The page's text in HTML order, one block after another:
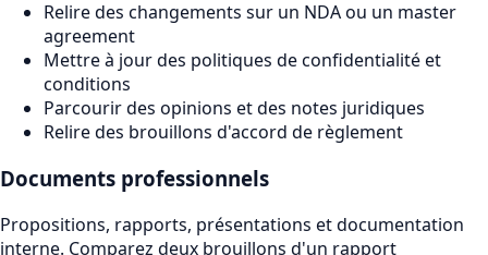
Relire des changements sur un NDA ou un master
agreement
Mettre à jour des politiques de confidentialité et
conditions
Parcourir des opinions et des notes juridiques
Relire des brouillons d'accord de règlement
Documents professionnels
Propositions, rapports, présentations et documentation
interne. Comparez deux brouillons d'un rapport